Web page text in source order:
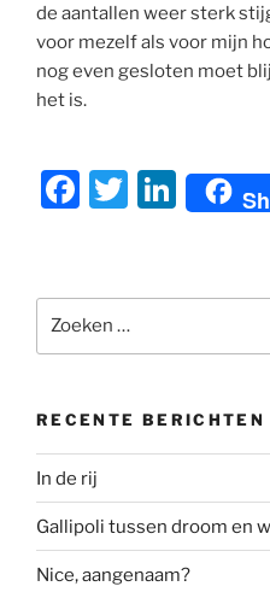
de aantallen weer sterk
voor mezelf als voor mijn
nog even gesloten moet
het is.
F
e
b
o
k
T
er
Li
n
e
dI
naar:
RECENTE BERICHTEN
In de rij
Gallipoli tussen droom en
Nice, aangenaam?